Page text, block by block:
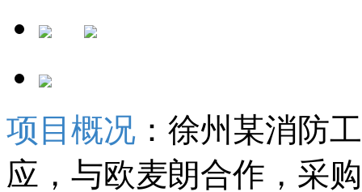
项目概况 ：徐州某消防
应，与欧麦朗合作，采